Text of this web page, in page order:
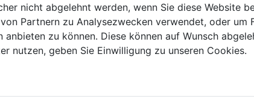
und Versandkosten. Für Irrtümer und
wir uns die Berechnung eines
zwischen der Bildschirmdarstellung und dem
nicht abgelehnt werden, wenn Sie diese Website
Partnern zu Analysezwecken verwendet, oder um
anbieten zu können. Diese können auf Wunsch
nutzen, geben Sie Einwilligung zu unseren Cookies.